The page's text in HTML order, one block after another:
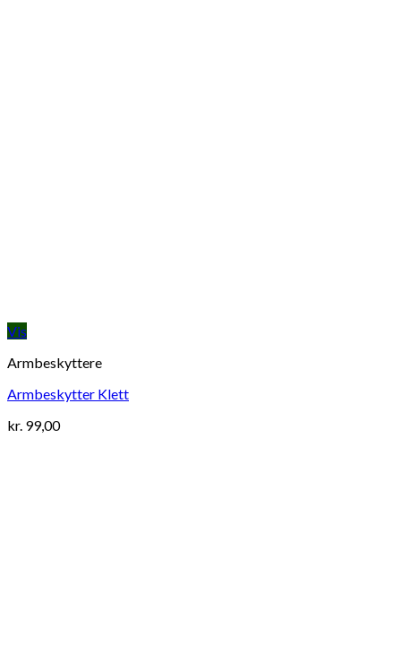
Vis
Armbeskyttere
Armbeskytter Klett
kr. 99,00